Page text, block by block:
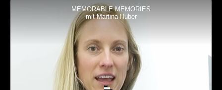
MEMORABLE MEMORIES
mit Martina Huber